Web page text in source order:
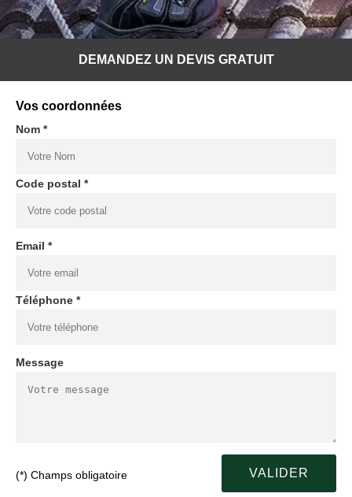
DEMANDEZ UN DEVIS GRATUIT
Vos coordonnées
Nom *
Code postal *
Email *
Téléphone *
Message
(*) Champs obligatoire